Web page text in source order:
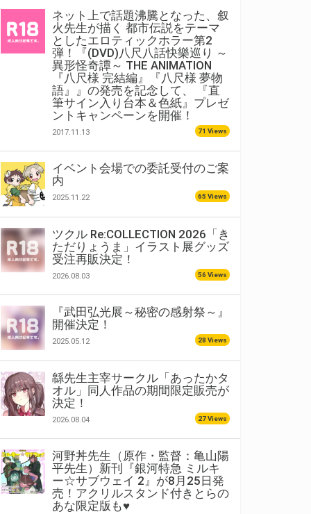
ネット上で話題沸騰となった、叙
火先生が描く 都市伝説をテーマ
としたエロティックホラー第2
弾！『(DVD)八尺八話快樂巡り ～
異形怪奇譚～ THE ANIMATION
『八尺様 完結編』『八尺様 夢物
語』』の発売を記念して、 『直
筆サイン入り台本＆色紙』プレゼ
ントキャンペーンを開催！
2017.11.13 71 Views
イベント会場での委託受付のご案
内
2025.11.22 65 Views
ツクル Re:COLLECTION 2026「き
ただりょうま」イラスト展グッズ
受注再販決定！
2026.08.03 56 Views
『武田弘光展～秘密の感射祭～』
開催決定！
2025.05.12 28 Views
緜先生主宰サークル「あったかタ
オル」同人作品の期間限定販売が
決定！
2026.08.04 27 Views
河野丼先生（原作・監督：亀山陽
平先生）新刊『銀河特急 ミルキ
ー☆サブウェイ 2』が8月25日発
売！アクリルスタンド付きとらの
あな限定版も♥